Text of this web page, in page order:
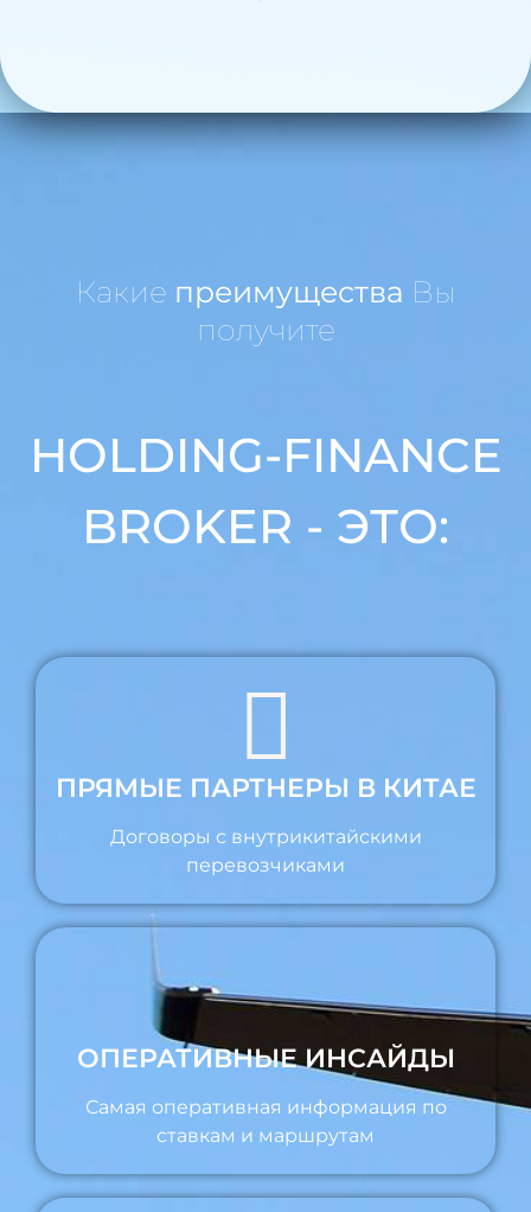
Какие преимущества Вы
получите
HOLDING-FINANCE
BROKER - ЭТО:
ПРЯМЫЕ ПАРТНЕРЫ В КИТАЕ
Договоры с внутрикитайскими
перевозчиками
ОПЕРАТИВНЫЕ ИНСАЙДЫ
Самая оперативная информация по
ставкам и маршрутам